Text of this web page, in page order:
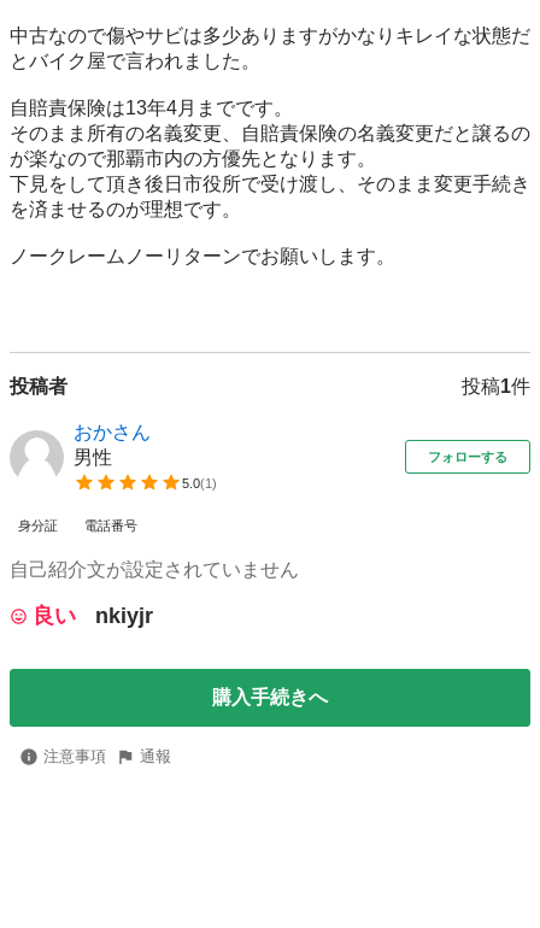
中古なので傷やサビは多少ありますがかなりキレイな状態だ
とバイク屋で言われました。
自賠責保険は13年4月までです。
そのまま所有の名義変更、自賠責保険の名義変更だと譲るの
が楽なので那覇市内の方優先となります。
下見をして頂き後日市役所で受け渡し、そのまま変更手続き
を済ませるのが理想です。
ノークレームノーリターンでお願いします。
投稿者 投稿1件
おかさん
男性
5.0(1)
フォローする
身分証 電話番号
自己紹介文が設定されていません
良い nkiyjr
購入手続きへ
注意事項 通報